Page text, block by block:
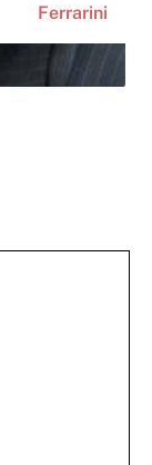
Ferrarini